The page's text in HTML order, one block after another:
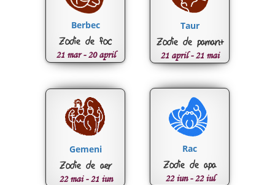
Berbec
Zodie de foc
21 mar - 20 april
Taur
Zodie de pamant
21 april - 21 mai
Gemeni
Zodie de aer
22 mai - 21 iun
Rac
Zodie de apa
22 iun - 22 iul